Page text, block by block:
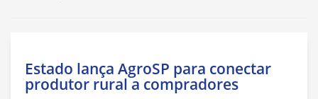
Estado lança AgroSP para conectar
produtor rural a compradores